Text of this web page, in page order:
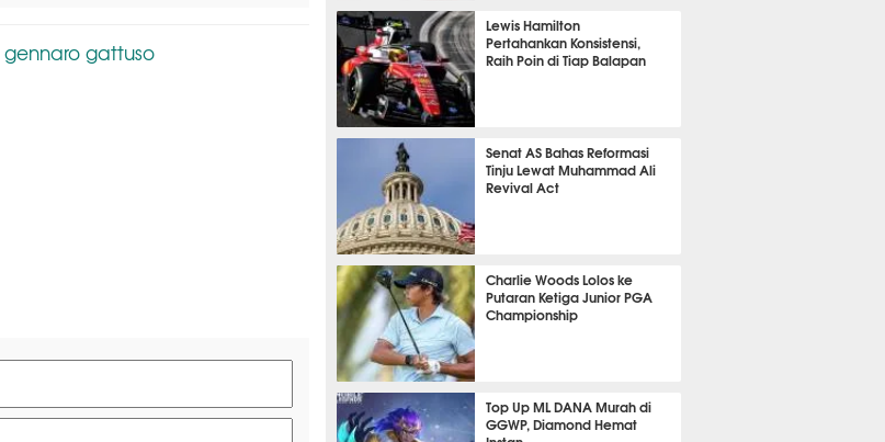
gennaro gattuso
MOTOGP
Lewis Hamilton
Pertahankan Konsistensi,
Raih Poin di Tiap Balapan
F1
Senat AS Bahas Reformasi
Tinju Lewat Muhammad Ali
Revival Act
TINJU
Charlie Woods Lolos ke
Putaran Ketiga Junior PGA
Championship
GOLF
Top Up ML DANA Murah di
GGWP, Diamond Hemat